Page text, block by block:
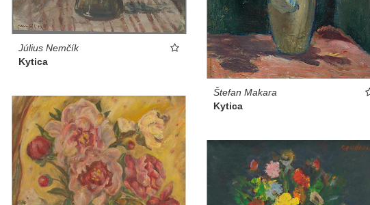
Július Nemčík
Kytica
Štefan Makara
Kytica